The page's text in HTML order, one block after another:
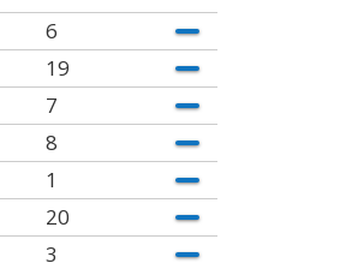
6
19
7
8
1
20
3